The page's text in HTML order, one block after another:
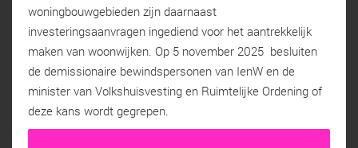
woningbouwgebieden zijn daarnaast
investeringsaanvragen ingediend voor het aantrekkelijk
maken van woonwijken. Op 5 november 2025 besluiten
de demissionaire bewindspersonen van IenW en de
minister van Volkshuisvesting en Ruimtelijke Ordening of
deze kans wordt gegrepen.